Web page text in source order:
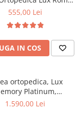
fermitate tare,
sistem aerisire
Saltex
555,00 Lei
IN COS
ortopedica, Lux
Platinum,
fermitate tare,
1.590,00 Lei